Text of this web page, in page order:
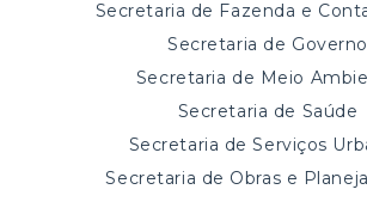
Secretaria de Fazenda e
Secretaria de Governo
Secretaria de Meio
Secretaria de Saúde
Secretaria de Serviços
Secretaria de Obras e